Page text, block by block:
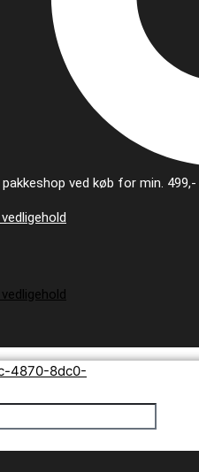
ved køb for min. 499,-